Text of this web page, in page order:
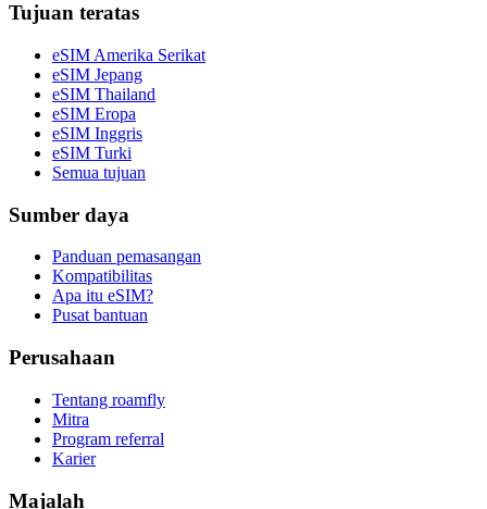
Tujuan teratas
eSIM Amerika Serikat
eSIM Jepang
eSIM Thailand
eSIM Eropa
eSIM Inggris
eSIM Turki
Semua tujuan
Sumber daya
Panduan pemasangan
Kompatibilitas
Apa itu eSIM?
Pusat bantuan
Perusahaan
Tentang roamfly
Mitra
Program referral
Karier
Majalah